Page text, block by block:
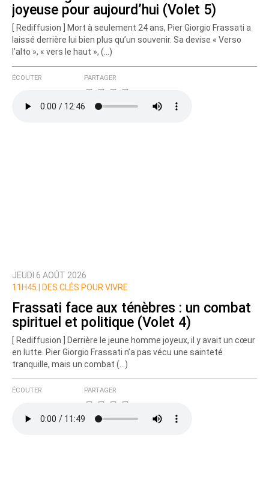
Courriel (non publié)
Ajoutez votre commentaire ici
Texte de votre message
Prévenez-moi de tous les nouveaux commentaires
joyeuse pour aujourd’hui (Volet 5)
[ Rediffusion ] Mort à seulement 24 ans, Pier Giorgio Frassati a
laissé derrière lui bien plus qu’un souvenir. Sa devise « Verso
l’alto », « vers le haut », (…)
ÉCOUTER PARTAGER
JEUDI 6 AOÛT 2026
11H45 |
DES CLÉS POUR VIVRE
Frassati face aux ténèbres : un combat
spirituel et politique (Volet 4)
[ Rediffusion ] Derrière le jeune homme joyeux, il y avait un cœur
en lutte. Pier Giorgio Frassati n’a pas vécu une sainteté
tranquille, mais un combat (…)
ÉCOUTER PARTAGER